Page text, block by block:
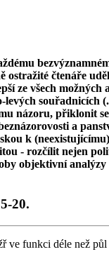
čtenáře
ze všech
souřadnicích
názoru, přiklonit
a
k
- rozčílit nejen
objektivní
20.
ve funkci déle než